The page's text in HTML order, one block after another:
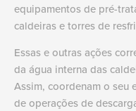
equipamentos de pré-
caldeiras e torres de
Essas e outras ações
da água interna das
Assim, coordenam o
de operações de